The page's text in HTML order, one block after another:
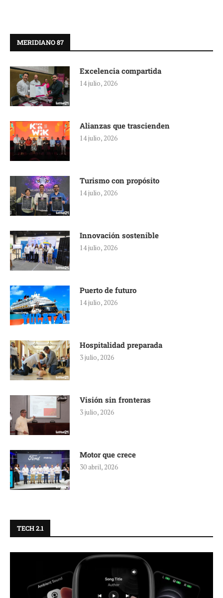
MERIDIANO 87
Excelencia compartida
14 julio, 2026
Alianzas que trascienden
14 julio, 2026
Turismo con propósito
14 julio, 2026
Innovación sostenible
14 julio, 2026
Puerto de futuro
14 julio, 2026
Hospitalidad preparada
3 julio, 2026
Visión sin fronteras
3 julio, 2026
Motor que crece
30 abril, 2026
TECH 2.1